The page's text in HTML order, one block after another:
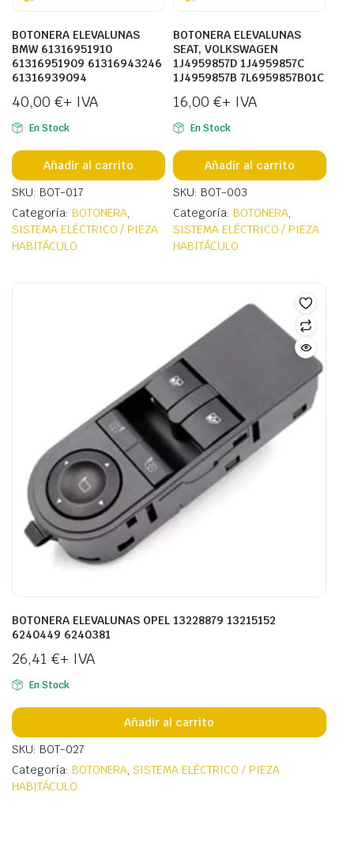
BOTONERA ELEVALUNAS
BMW 61316951910
61316951909 61316943246
61316939094
40,00 €+ IVA
En Stock
Añadir al carrito
SKU: BOT-017
Categoría: BOTONERA,
SISTEMA ELÉCTRICO / PIEZA
HABITÁCULO
BOTONERA ELEVALUNAS
SEAT, VOLKSWAGEN
1J4959857D 1J4959857C
1J4959857B 7L6959857B01C
16,00 €+ IVA
En Stock
Añadir al carrito
SKU: BOT-003
Categoría: BOTONERA,
SISTEMA ELÉCTRICO / PIEZA
HABITÁCULO
BOTONERA ELEVALUNAS OPEL 13228879 13215152
6240449 6240381
26,41 €+ IVA
En Stock
Añadir al carrito
SKU: BOT-027
Categoría: BOTONERA,SISTEMA ELÉCTRICO / PIEZA
HABITÁCULO